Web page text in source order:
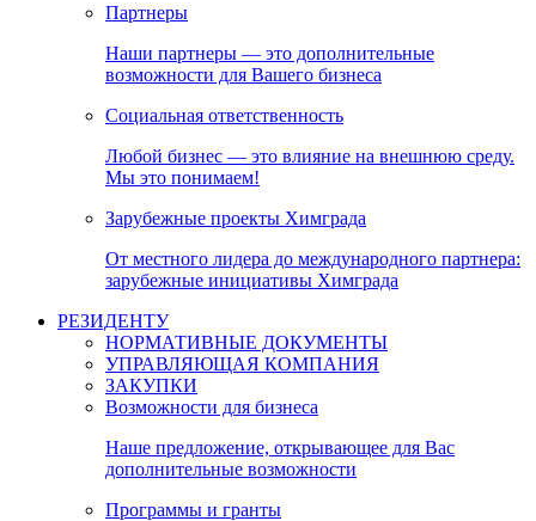
Партнеры
Наши партнеры — это дополнительные
возможности для Вашего бизнеса
Социальная ответственность
Любой бизнес — это влияние на внешнюю среду.
Мы это понимаем!
Зарубежные проекты Химграда
От местного лидера до международного партнера:
зарубежные инициативы Химграда
РЕЗИДЕНТУ
НОРМАТИВНЫЕ ДОКУМЕНТЫ
УПРАВЛЯЮЩАЯ КОМПАНИЯ
ЗАКУПКИ
Возможности для бизнеса
Наше предложение, открывающее для Вас
дополнительные возможности
Программы и гранты